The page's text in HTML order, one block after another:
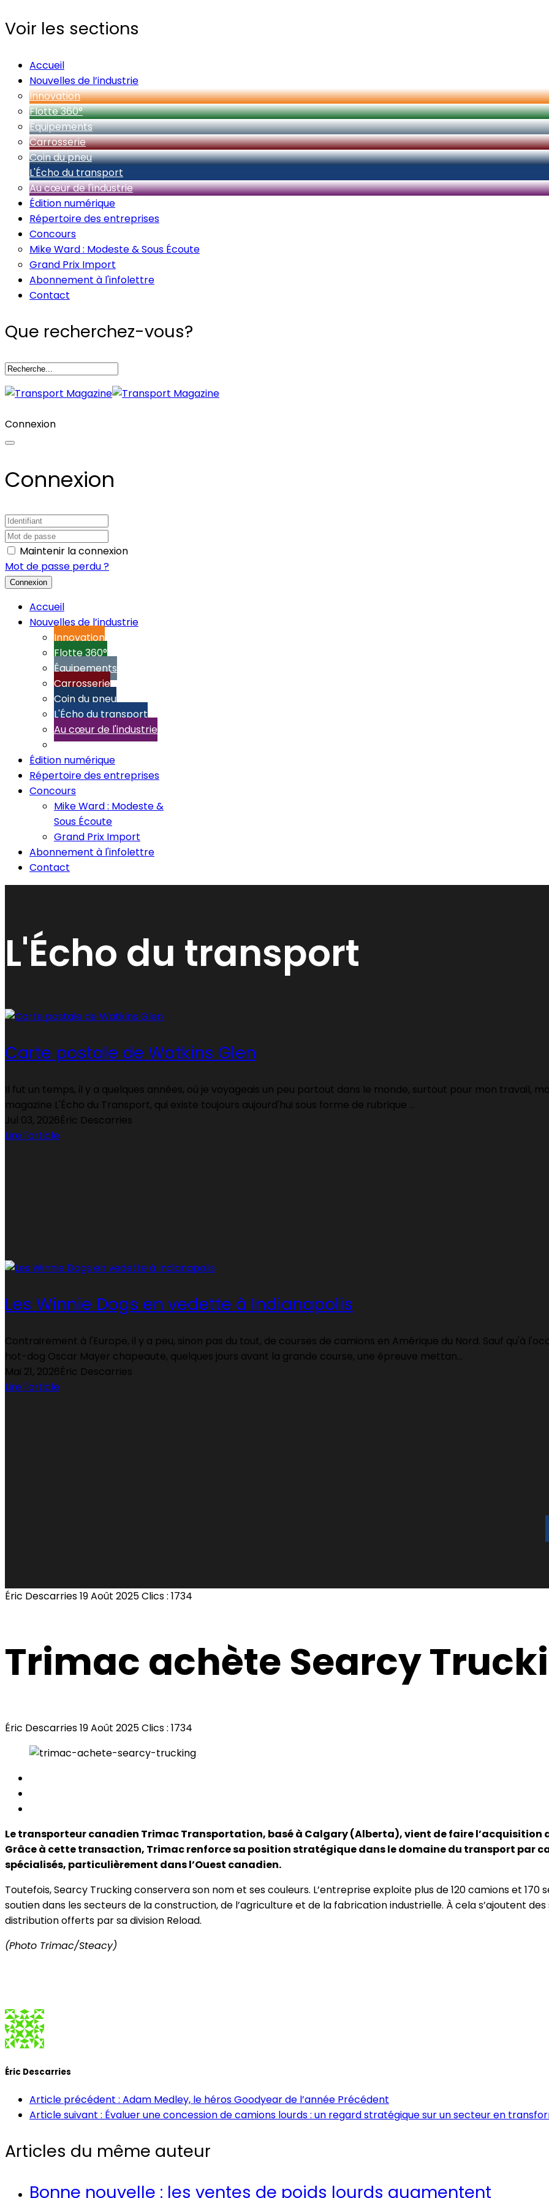
Voir les sections
Accueil
Nouvelles de l’industrie
Innovation
Flotte 360°
Équipements
Carrosserie
Coin du pneu
L'Écho du transport
Au cœur de l'industrie
Édition numérique
Répertoire des entreprises
Concours
Mike Ward : Modeste & Sous Écoute
Grand Prix Import
Abonnement à l'infolettre
Contact
Que recherchez-vous?
Connexion
Connexion
Maintenir la connexion
Mot de passe perdu ?
Connexion
Accueil
Nouvelles de l’industrie
Innovation
Flotte 360°
Équipements
Carrosserie
Coin du pneu
L'Écho du transport
Au cœur de l'industrie
Édition numérique
Répertoire des entreprises
Concours
Mike Ward : Modeste &
Sous Écoute
Grand Prix Import
Abonnement à l'infolettre
Contact
L'Écho du transport
Carte postale de Watkins Glen
Il fut un temps, il y a quelques années, où je voyageais un peu partout dans le monde, surtout pour mon travail,
magazine L'Écho du Transport, qui existe toujours aujourd'hui sous forme de rubrique ...
Jul 03, 2026Éric Descarries
Lire l'article
Les Winnie Dogs en vedette à Indianapolis
Contrairement à l'Europe, il y a peu, sinon pas du tout, de courses de camions en Amérique du Nord. Sauf qu'à
hot-dog Oscar Mayer chapeaute, quelques jours avant la grande course, une épreuve mettan...
Mai 21, 2026Éric Descarries
Lire l'article
Éric Descarries19 Août 2025Clics : 1734
Trimac achète Searcy
Éric Descarries19 Août 2025Clics : 1734
Le transporteur canadien Trimac Transportation, basé à Calgary (Alberta), vient de faire l’acquisition
Grâce à cette transaction, Trimac renforce sa position stratégique dans le domaine du transport par
spécialisés, particulièrement dans l’Ouest canadien.
Toutefois, Searcy Trucking conservera son nom et ses couleurs. L’entreprise exploite plus de 120 camions et
soutien dans les secteurs de la construction, de l’agriculture et de la fabrication industrielle. À cela s’ajoutent
distribution offerts par sa division Reload.
(Photo Trimac/Steacy)
Éric Descarries
Article précédent : Adam Medley, le héros Goodyear de l’année Précédent
Article suivant : Évaluer une concession de camions lourds : un regard stratégique sur un secteur en
Articles du même auteur
Bonne nouvelle : les ventes de poids lourds augmentent